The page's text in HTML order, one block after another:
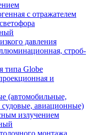
с отражателем
давления
строб-
типа Globe
и
(автомобильные,
авиационные)
излучением
монтажа